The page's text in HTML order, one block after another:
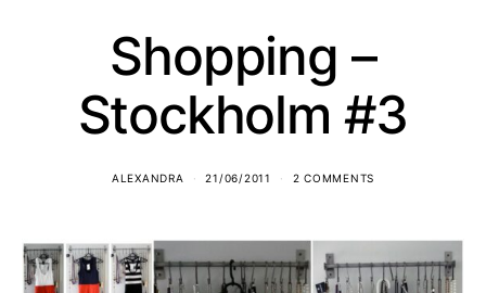
Shopping –
Stockholm #3
ALEXANDRA 21/06/2011 2 COMMENTS